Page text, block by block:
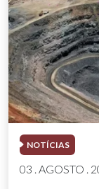
NOTÍCIAS
03 . AGOSTO .